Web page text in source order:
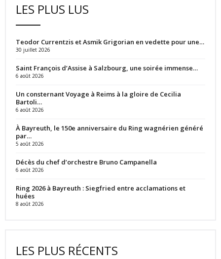
LES PLUS LUS
Teodor Currentzis et Asmik Grigorian en vedette pour une…
30 juillet 2026
Saint François d’Assise à Salzbourg, une soirée immense…
6 août 2026
Un consternant Voyage à Reims à la gloire de Cecilia
Bartoli…
6 août 2026
À Bayreuth, le 150e anniversaire du Ring wagnérien généré
par…
5 août 2026
Décès du chef d’orchestre Bruno Campanella
6 août 2026
Ring 2026 à Bayreuth : Siegfried entre acclamations et
huées
8 août 2026
LES PLUS RÉCENTS